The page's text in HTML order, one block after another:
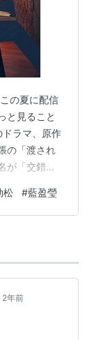
の夏に配信
と見ること
ラマ、原作
の「渡され
が「交錯的
か昔に読ん
盗作と殺人
監制が「隠
期待したく
松 #藍盈瑩
2年前